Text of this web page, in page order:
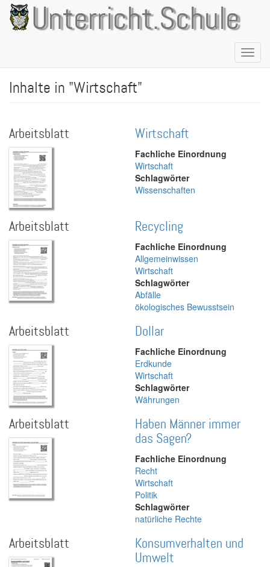
Direkt
zum
Inhalt
Unterricht.Schule
Inhalte in "Wirtschaft"
Arbeitsblatt Wirtschaft
Fachliche Einordnung
Wirtschaft
Schlagwörter
Wissenschaften
Arbeitsblatt Recycling
Fachliche Einordnung
Allgemeinwissen
Wirtschaft
Schlagwörter
Abfälle
ökologisches Bewusstsein
Arbeitsblatt Dollar
Fachliche Einordnung
Erdkunde
Wirtschaft
Schlagwörter
Währungen
Arbeitsblatt
Haben Männer immer
das Sagen?
Fachliche Einordnung
Recht
Wirtschaft
Politik
Schlagwörter
natürliche Rechte
Arbeitsblatt
Konsumverhalten und
Umwelt